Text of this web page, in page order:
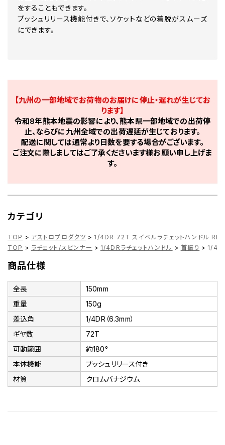
をすることもできます。
プッシュリリース機能付きで、ソケットなどの着脱がスムーズ
にできます。
【九州の一部地域でお荷物のお届けに停止・遅れが生じてお
ります】
令和8年熊本地震の影響により、熊本県一部地域での出荷停
止、ならびに九州全域での出荷遅延が生じております。
配送に関しては通常より日数を要する場合がございます。
ご注文に際しましてはご了承くださいます様お願い申し上げま
す。
カテゴリ
TOP > アストロプロダクツ > 1/4DR 72T スイベルラチェットハンドル
TOP > ラチェット/スピンナー > 1/4DRラチェットハンドル > 首振り > 1/
商品仕様
全長
150mm
重量
150g
差込角
1/4DR（6.3mm）
ギヤ数
72T
可動範囲
約180°
本体機能
プッシュリリース付き
材質
クロムバナジウム